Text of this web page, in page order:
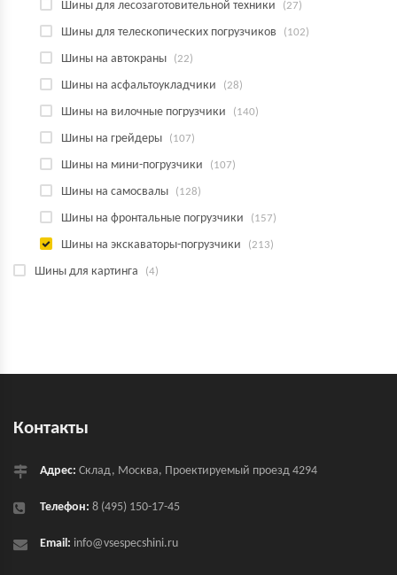
Шины для лесозаготовительной техники (27)
Шины для телескопических погрузчиков (102)
Шины на автокраны (22)
Шины на асфальтоукладчики (28)
Шины на вилочные погрузчики (140)
Шины на грейдеры (107)
Шины на мини-погрузчики (107)
Шины на самосвалы (128)
Шины на фронтальные погрузчики (157)
Шины на экскаваторы-погрузчики (213)
Шины для картинга (4)
Контакты
Адрес: Склад, Москва, Проектируемый проезд 4294
Телефон: 8 (495) 150-17-45
Email: info@vsespecshini.ru